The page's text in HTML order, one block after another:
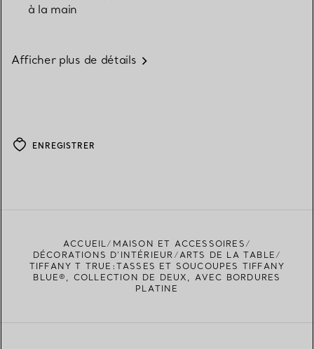
à la main
Afficher plus de détails
ENREGISTRER
ACCUEIL
MAISON ET ACCESSOIRES
DÉCORATIONS D'INTÉRIEUR
ARTS DE LA TABLE
TIFFANY T TRUE:TASSES ET SOUCOUPES TIFFANY
BLUE®, COLLECTION DE DEUX, AVEC BORDURES
PLATINE